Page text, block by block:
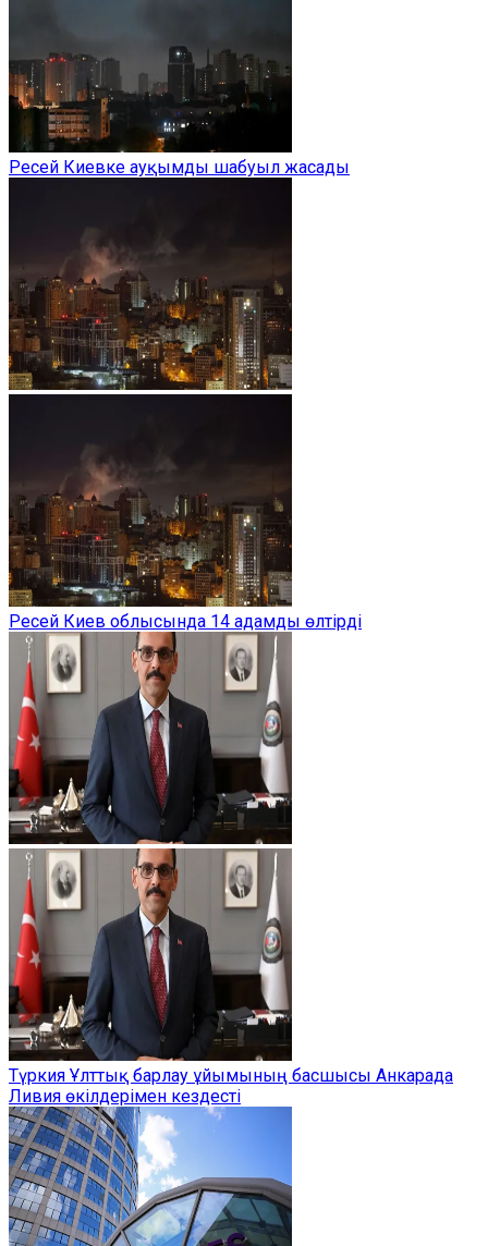
Ресей Киевке ауқымды шабуыл жасады
Ресей Киев облысында 14 адамды өлтірді
Түркия Ұлттық барлау ұйымының басшысы Анкарада
Ливия өкілдерімен кездесті